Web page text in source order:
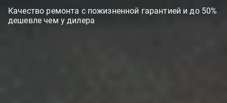
Качество ремонта с пожизненной гарантией и до 50%
дешевле чем у дилера